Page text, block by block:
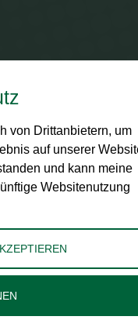
von Drittanbietern, um
auf unserer
und kann meine
Websitenutzung